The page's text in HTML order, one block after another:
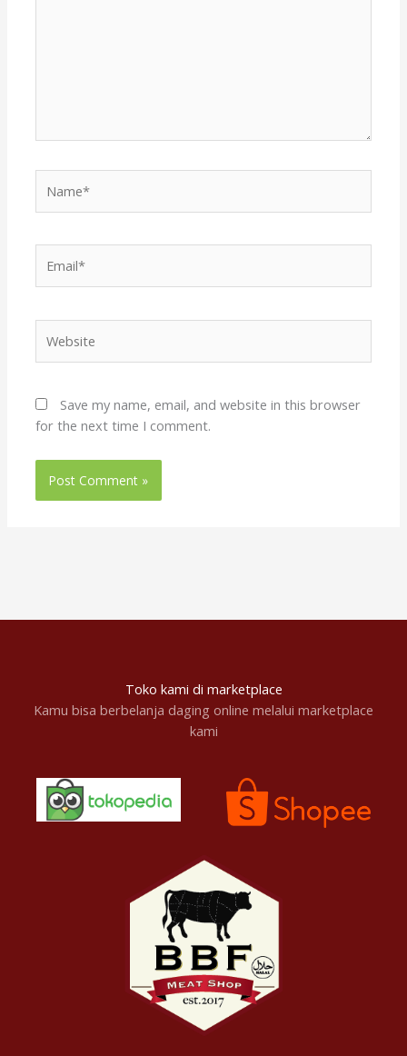
Save my name, email, and website in this browser
for the next time I comment.
Toko kami di marketplace
Kamu bisa berbelanja daging online melalui marketplace
kami